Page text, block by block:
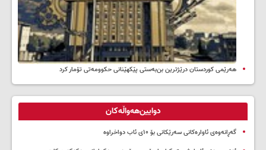
هەرێمی کوردستان درێژترین بن‌بەستی پێکهێنانی حکوومەتی تۆمار کرد
دوایین‌هەواڵەکان
گەڕانەوەی ئاوارەکانی سەرێکانی بۆ ۱۰ی ئاب دواخراوە